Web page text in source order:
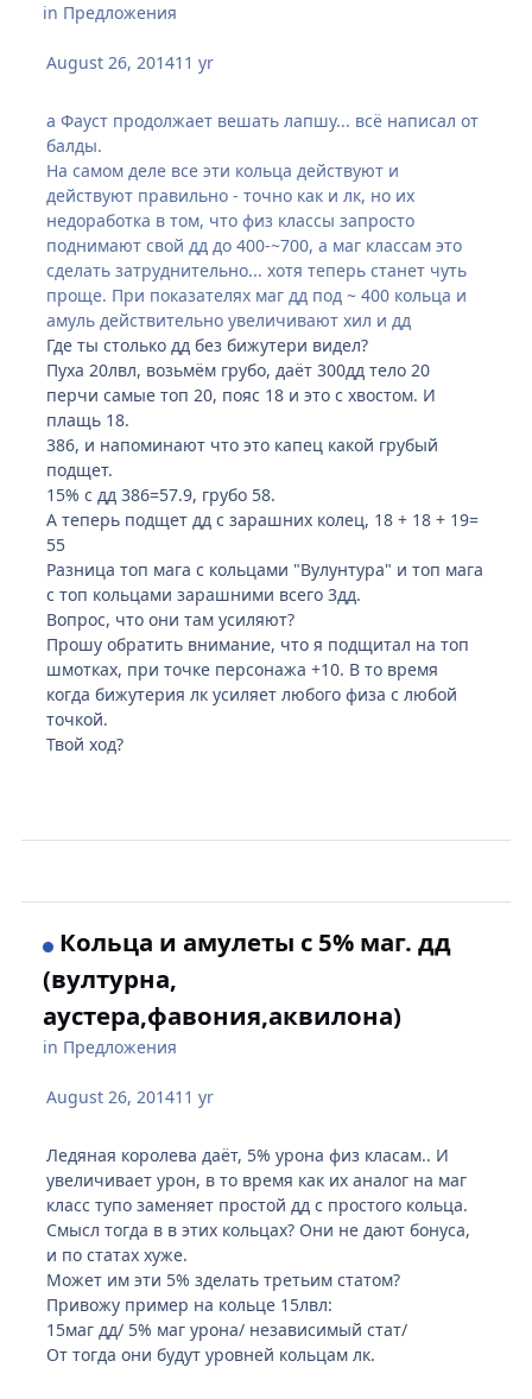
in Предложения
August 26, 201411 yr
а Фауст продолжает вешать лапшу... всё написал от
балды.
На самом деле все эти кольца действуют и
действуют правильно - точно как и лк, но их
недоработка в том, что физ классы запросто
поднимают свой дд до 400-~700, а маг классам это
сделать затруднительно... хотя теперь станет чуть
проще. При показателях маг дд под ~ 400 кольца и
амуль действительно увеличивают хил и дд
Где ты столько дд без бижутери видел?
Пуха 20лвл, возьмём грубо, даёт 300дд тело 20
перчи самые топ 20, пояс 18 и это с хвостом. И
плащь 18.
386, и напоминают что это капец какой грубый
подщет.
15% с дд 386=57.9, грубо 58.
А теперь подщет дд с зарашних колец, 18 + 18 + 19=
55
Разница топ мага с кольцами "Вулунтура" и топ мага
с топ кольцами зарашними всего 3дд.
Вопрос, что они там усиляют?
Прошу обратить внимание, что я подщитал на топ
шмотках, при точке персонажа +10. В то время
когда бижутерия лк усиляет любого физа с любой
точкой.
Твой ход?
Кольца и амулеты с 5% маг. дд
(вултурна,
аустера,фавония,аквилона)
in Предложения
August 26, 201411 yr
Ледяная королева даёт, 5% урона физ класам.. И
увеличивает урон, в то время как их аналог на маг
класс тупо заменяет простой дд с простого кольца.
Смысл тогда в в этих кольцах? Они не дают бонуса,
и по статах хуже.
Может им эти 5% зделать третьим статом?
Привожу пример на кольце 15лвл:
15маг дд/ 5% маг урона/ независимый стат/
От тогда они будут уровней кольцам лк.